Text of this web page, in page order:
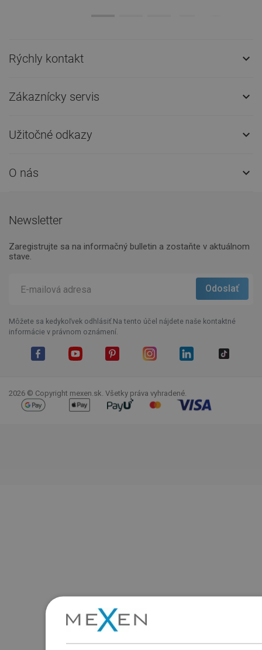
Rýchly kontakt 
Zákaznícky servis 
Užitočné odkazy 
O nás 
Newsletter
Zaregistrujte sa na informačný bulletin a zostaňte v aktuálnom
stave.
Môžete sa kedykoľvek odhlásiť.Na tento účel nájdete naše kontaktné
informácie v právnom oznámení.
2026 © Copyright mexen.sk. Všetky práva vyhradené.